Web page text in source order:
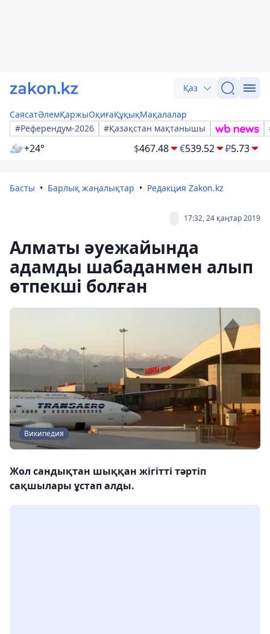
Қаз
СаясатӘлемҚаржыОқиғаҚұқықМақалалар
#Референдум-2026
#Қазақстан мақтанышы
+24° $467.48 €539.52 ₽5.73
Басты Барлық жаңалықтар Редакция Zakon.kz
17:32, 24 қаңтар 2019
Алматы әуежайында
адамды шабаданмен алып
өтпекші болған
Википедия
Жол сандықтан шыққан жігітті тәртіп
сақшылары ұстап алды.